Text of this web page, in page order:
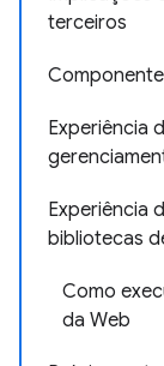
terceiros
Experiência
Experiência
bibliotecas
Como
da Web